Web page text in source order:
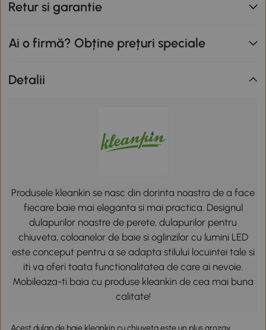
Retur si garantie
Ai o firmă? Obține prețuri speciale
Detalii
Produsele kleankin se nasc din dorinta noastra de a face
fiecare baie mai eleganta si mai practica. Designul
dulapurilor noastre de perete, dulapurilor pentru
chiuveta, coloanelor de baie si oglinzilor cu lumini LED
este conceput pentru a se adapta stilului locuintei tale si
iti va oferi toata functionalitatea de care ai nevoie.
Mobileaza-ti baia cu produse kleankin de cea mai buna
calitate!